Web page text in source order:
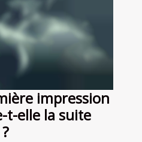
impression
t-elle la suite